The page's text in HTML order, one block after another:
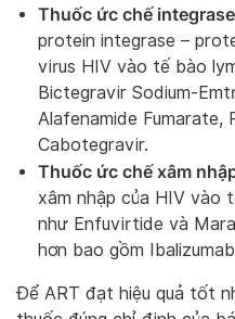
Thuốc ức chế integrase
protein integrase –
virus HIV vào tế bào
Bictegravir Sodium-
Alafenamide Fumarate,
Cabotegravir.
Thuốc ức chế xâm
xâm nhập của HIV vào
như Enfuvirtide và
hơn bao gồm
Để ART đạt hiệu quả tốt